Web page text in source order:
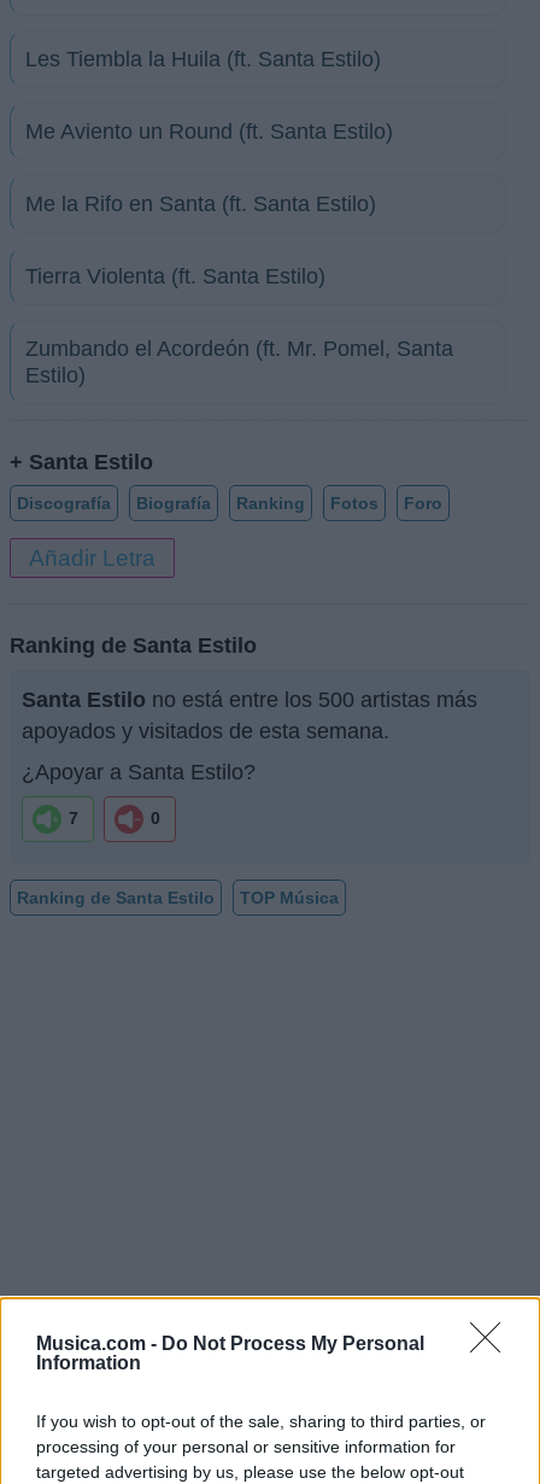
Musica.com - Do Not Process My Personal
Information
If you wish to opt-out of the sale, sharing to third parties, or
processing of your personal or sensitive information for
targeted advertising by us, please use the below opt-out
Les Tiembla la Huila (ft. Santa Estilo)
Me Aviento un Round (ft. Santa Estilo)
Me la Rifo en Santa (ft. Santa Estilo)
Tierra Violenta (ft. Santa Estilo)
Zumbando el Acordeón (ft. Mr. Pomel, Santa
Estilo)
+ Santa Estilo
Discografía Biografía Ranking Fotos Foro
Añadir Letra
Ranking de Santa Estilo
Santa Estilo no está entre los 500 artistas más
apoyados y visitados de esta semana.
¿Apoyar a Santa Estilo?
7 0
Ranking de Santa Estilo TOP Música